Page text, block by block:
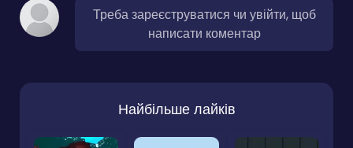
Треба зареєструватися чи увійти, щоб
написати коментар
Найбільше лайків